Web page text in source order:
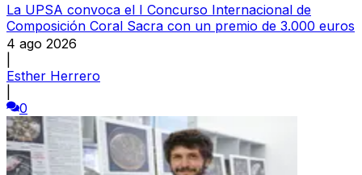
La UPSA convoca el I Concurso Internacional de
Composición Coral Sacra con un premio de 3.000 euros
4 ago 2026
Esther Herrero
0